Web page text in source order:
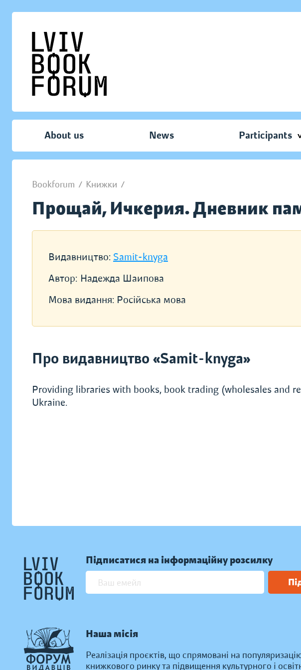
About us News Participants
Bookforum / Книжки /
Прощай, Ичкерия. Дневник
Видавництво: Samit-knyga
Автор: Надежда Шаипова
Мова видання: Російська мова
Про видавництво «Samit-knyga»
Providing libraries with books, book trading (wholesales and
Ukraine.
Підписатися на інформаційну розсилку
Наша місія
Реалізація проєктів, що спрямовані на
книжкового ринку та підвищення культурного і